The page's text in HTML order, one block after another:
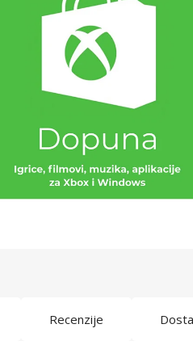
Recenzije